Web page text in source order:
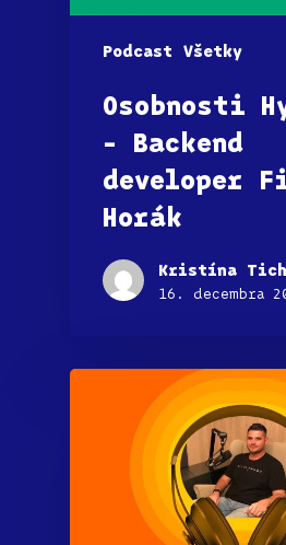
Podcast Všetky
Osobnosti
– Backend
developer
Horák
Kristína
16. decembra